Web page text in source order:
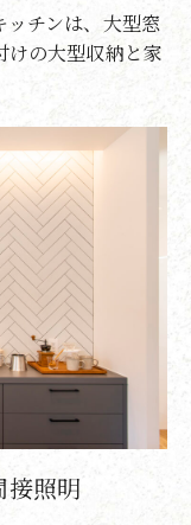
チンは、大型窓
けの大型収納と家
接照明